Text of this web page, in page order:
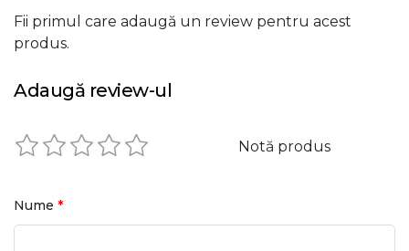
Fii primul care adaugă un review pentru acest
produs.
Adaugă review-ul
Notă produs
Nume *